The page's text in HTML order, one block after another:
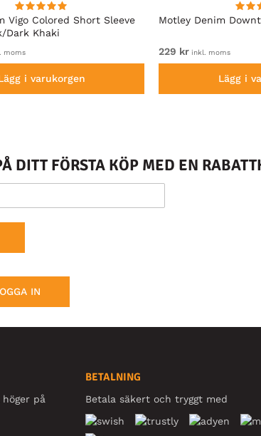
Vigo Colored Short Sleeve
Dark Khaki
moms
i varukorgen
Motley Denim
229 kr inkl. moms
Lägg i
DITT FÖRSTA KÖP MED EN
IN
på
BETALNING
Betala säkert och tryggt med